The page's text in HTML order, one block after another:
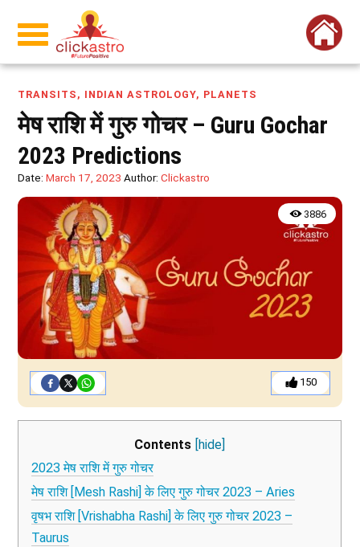
TRANSITS , INDIAN ASTROLOGY, PLANETS
मेष राशि में गुरु गोचर – Guru Gochar
2023 Predictions
Date:March 17, 2023 Author:Clickastro
3886
150
Contents [hide]
2023 मेष राशि में गुरु गोचर
मेष राशि [Mesh Rashi] के लिए गुरु गोचर 2023 – Aries
वृषभ राशि [Vrishabha Rashi] के लिए गुरु गोचर 2023 –
Taurus